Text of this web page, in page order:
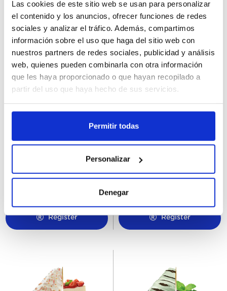
Las cookies de este sitio web se usan para personalizar
el contenido y los anuncios, ofrecer funciones de redes
sociales y analizar el tráfico. Además, compartimos
información sobre el uso que haga del sitio web con
nuestros partners de redes sociales, publicidad y análisis
web, quienes pueden combinarla con otra información
que les haya proporcionado o que hayan recopilado a
partir del uso que haya hecho de sus servicios.
Permitir todas
Personalizar
Denegar
Register Register
Helado Granel Fresa Carte
Register
81595
Helado Granel Chocolate
Negro Carte D'Or 5,5L
Register